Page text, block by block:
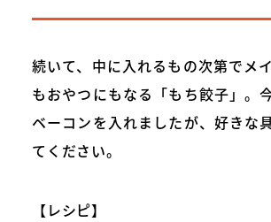
続いて、中に入れるもの次第でメ
もおやつにもなる「もち餃子」。
ベーコンを入れましたが、好きな
てください。
【レシピ】